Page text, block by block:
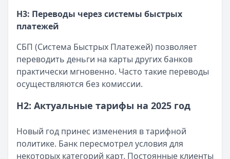
H3: Переводы через системы быстрых
платежей
СБП (Система Быстрых Платежей) позволяет
переводить деньги на карты других банков
практически мгновенно. Часто такие переводы
осуществляются без комиссии.
H2: Актуальные тарифы на 2025 год
Новый год принес изменения в тарифной
политике. Банк пересмотрел условия для
некоторых категорий карт. Постоянные клиенты